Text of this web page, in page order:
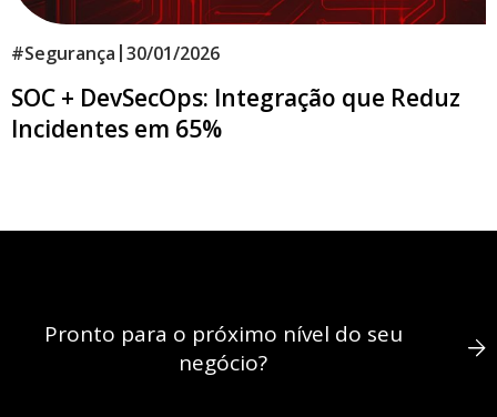
#Segurança |30/01/2026
SOC + DevSecOps: Integração que Reduz
Incidentes em 65%
Pronto para o próximo nível do seu
negócio?